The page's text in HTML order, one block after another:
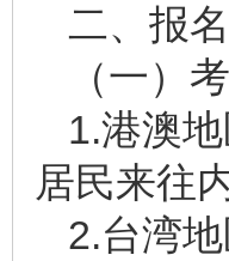
二、报名
（一）
1.港澳
居民来往
2.台湾